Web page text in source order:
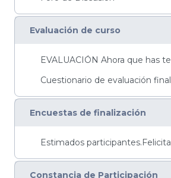
Evaluación de curso
Cuestionario de evaluación final
Encuestas de finalización
Constancia de Participación